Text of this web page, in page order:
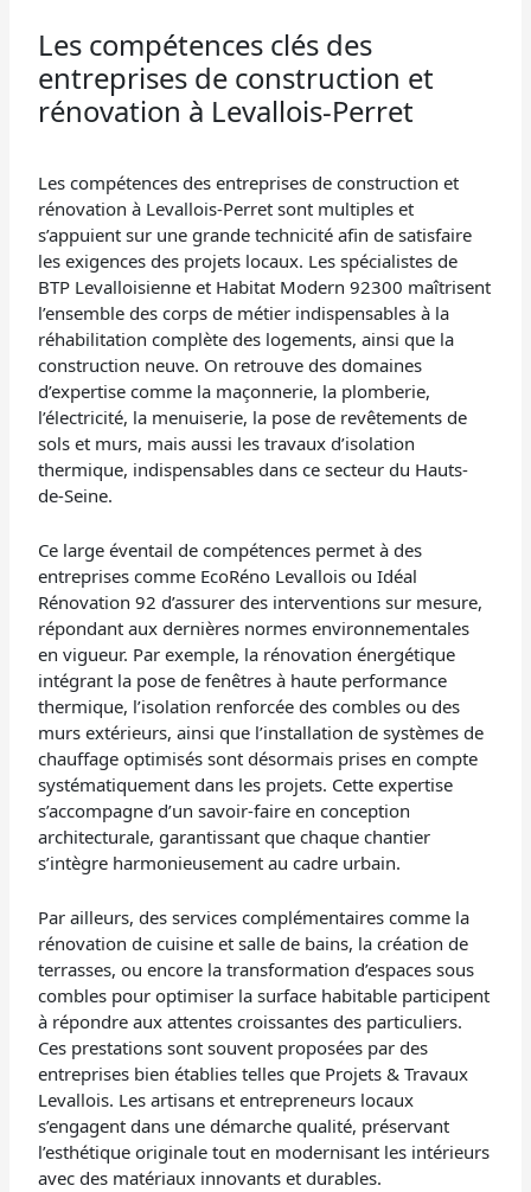
Les compétences clés des
entreprises de construction et
rénovation à Levallois-Perret
Les compétences des entreprises de construction et
rénovation à Levallois-Perret sont multiples et
s’appuient sur une grande technicité afin de satisfaire
les exigences des projets locaux. Les spécialistes de
BTP Levalloisienne et Habitat Modern 92300 maîtrisent
l’ensemble des corps de métier indispensables à la
réhabilitation complète des logements, ainsi que la
construction neuve. On retrouve des domaines
d’expertise comme la maçonnerie, la plomberie,
l’électricité, la menuiserie, la pose de revêtements de
sols et murs, mais aussi les travaux d’isolation
thermique, indispensables dans ce secteur du Hauts-
de-Seine.
Ce large éventail de compétences permet à des
entreprises comme EcoRéno Levallois ou Idéal
Rénovation 92 d’assurer des interventions sur mesure,
répondant aux dernières normes environnementales
en vigueur. Par exemple, la rénovation énergétique
intégrant la pose de fenêtres à haute performance
thermique, l’isolation renforcée des combles ou des
murs extérieurs, ainsi que l’installation de systèmes de
chauffage optimisés sont désormais prises en compte
systématiquement dans les projets. Cette expertise
s’accompagne d’un savoir-faire en conception
architecturale, garantissant que chaque chantier
s’intègre harmonieusement au cadre urbain.
Par ailleurs, des services complémentaires comme la
rénovation de cuisine et salle de bains, la création de
terrasses, ou encore la transformation d’espaces sous
combles pour optimiser la surface habitable participent
à répondre aux attentes croissantes des particuliers.
Ces prestations sont souvent proposées par des
entreprises bien établies telles que Projets & Travaux
Levallois. Les artisans et entrepreneurs locaux
s’engagent dans une démarche qualité, préservant
l’esthétique originale tout en modernisant les intérieurs
avec des matériaux innovants et durables.